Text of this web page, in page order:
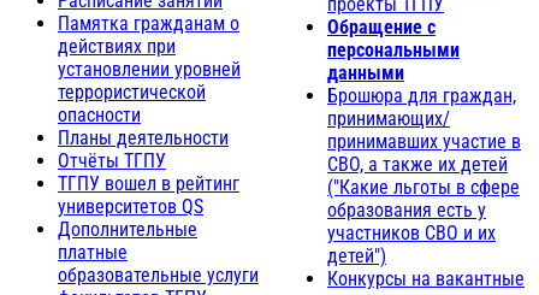
Памятка гражданам о
действиях при
установлении уровней
террористической
опасности
Планы деятельности
Отчёты ТГПУ
ТГПУ вошел в рейтинг
университетов QS
Дополнительные
платные
образовательные услуги
проекты ТГПУ
Обращение с
персональными
данными
Брошюра для граждан,
принимающих/
принимавших участие в
СВО, а также их детей
("Какие льготы в сфере
образования есть у
участников СВО и их
детей")
Конкурсы на вакантные